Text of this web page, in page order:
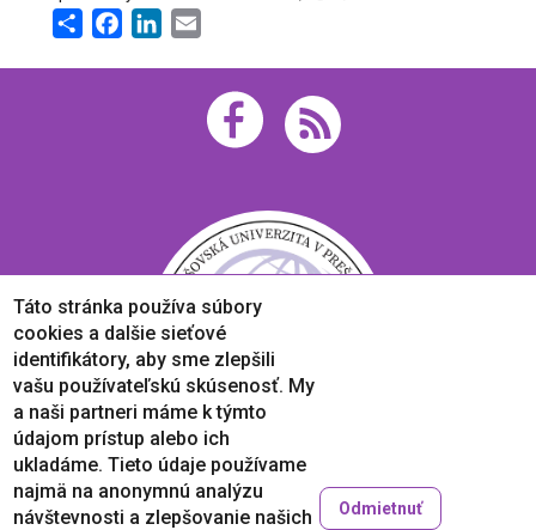
Share FacebookLinkedIn
Copyright © 2005-2026
Táto stránka používa súbory
cookies a dalšie sieťové
identifikátory, aby sme zlepšili
vašu používateľskú skúsenosť. My
a naši partneri máme k týmto
údajom prístup alebo ich
ukladáme. Tieto údaje používame
najmä na anonymnú analýzu
návštevnosti a zlepšovanie našich
Odmietnuť